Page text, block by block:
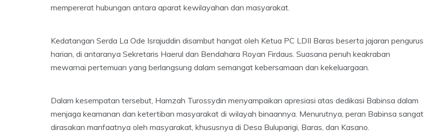
mempererat hubungan antara aparat kewilayahan dan masyarakat.
Kedatangan Serda La Ode Israjuddin disambut hangat oleh Ketua PC LDII Baras beserta jajaran pengurus
harian, di antaranya Sekretaris Haerul dan Bendahara Royan Firdaus. Suasana penuh keakraban
mewarnai pertemuan yang berlangsung dalam semangat kebersamaan dan kekeluargaan.
Dalam kesempatan tersebut, Hamzah Turossydin menyampaikan apresiasi atas dedikasi Babinsa dalam
menjaga keamanan dan ketertiban masyarakat di wilayah binaannya. Menurutnya, peran Babinsa sangat
dirasakan manfaatnya oleh masyarakat, khususnya di Desa Buluparigi, Baras, dan Kasano.